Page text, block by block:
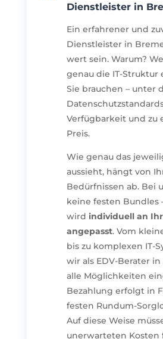
Dienstleister in
Ein erfahrener und
Dienstleister in
wert sein. Warum?
genau die IT-Struktur
Sie brauchen – unter
Verfügbarkeit und zu
Preis.
Wie genau das
aussieht, hängt von
Bedürfnissen ab. Bei
keine festen Bundles
wird individuell an
angepasst. Vom
bis zu komplexen IT-
wir als EDV-Berater
alle Möglichkeiten
Bezahlung erfolgt in
festen Rundum-
Auf diese Weise
unerwarteten Kosten